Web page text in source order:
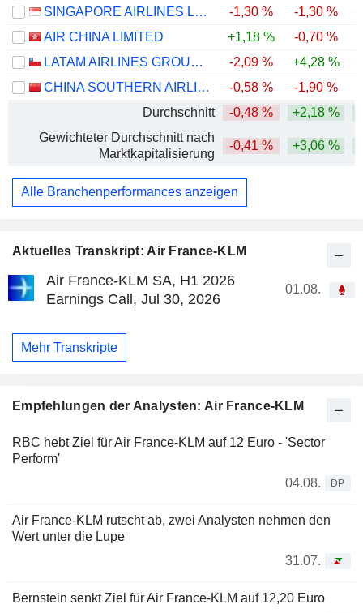
Aktuelles Transkript: Air France-KLM
Air France-KLM SA, H1 2026
Earnings Call, Jul 30, 2026
01.08.
Mehr Transkripte
Empfehlungen der Analysten: Air France-KLM
RBC hebt Ziel für Air France-KLM auf 12 Euro - 'Sector
Perform'
04.08.
DP
Air France-KLM rutscht ab, zwei Analysten nehmen den
Wert unter die Lupe
31.07.
Bernstein senkt Ziel für Air France-KLM auf 12,20 Euro
SINGAPORE AIRLINES LIMITED -1,30 % -1,30 %
AIR CHINA LIMITED
+1,18 % -0,70 %
LATAM AIRLINES GROUP S.A.
-2,09 % +4,28 %
CHINA SOUTHERN AIRLINES COMPANY LIMITED
-0,58 % -1,90 %
Durchschnitt
-0,48 % +2,18 %
Gewichteter Durchschnitt nach
Marktkapitalisierung
-0,41 % +3,06 %
Alle Branchenperformances anzeigen